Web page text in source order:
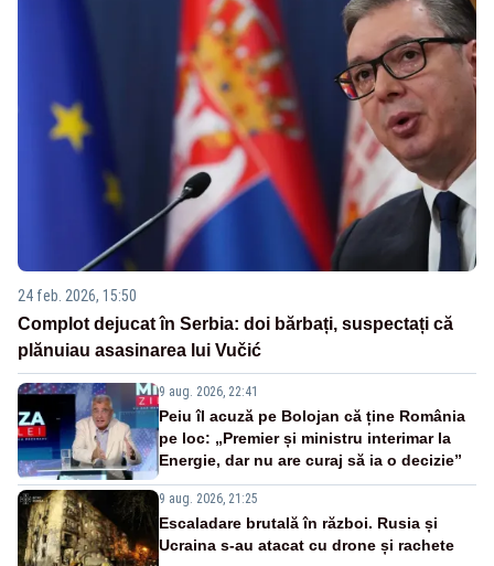
24 feb. 2026, 15:50
Complot dejucat în Serbia: doi bărbați, suspectați că
plănuiau asasinarea lui Vučić
9 aug. 2026, 22:41
Peiu îl acuză pe Bolojan că ține România
pe loc: „Premier și ministru interimar la
Energie, dar nu are curaj să ia o decizie”
9 aug. 2026, 21:25
Escaladare brutală în război. Rusia și
Ucraina s-au atacat cu drone și rachete